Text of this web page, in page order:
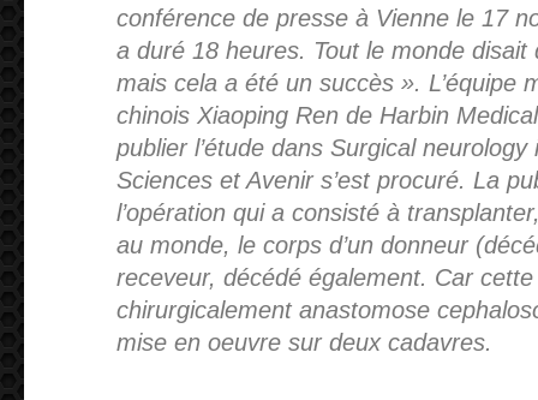
conférence de presse à Vienne le 17
a duré 18 heures. Tout le monde disait
mais cela a été un succès ». L’équipe
chinois Xiaoping Ren de Harbin
publier l’étude dans Surgical
Sciences et Avenir s’est procuré. La
l’opération qui a consisté à
au monde, le corps d’un donneur
receveur, décédé également. Car
chirurgicalement anastomose
mise en oeuvre sur deux cadavres.